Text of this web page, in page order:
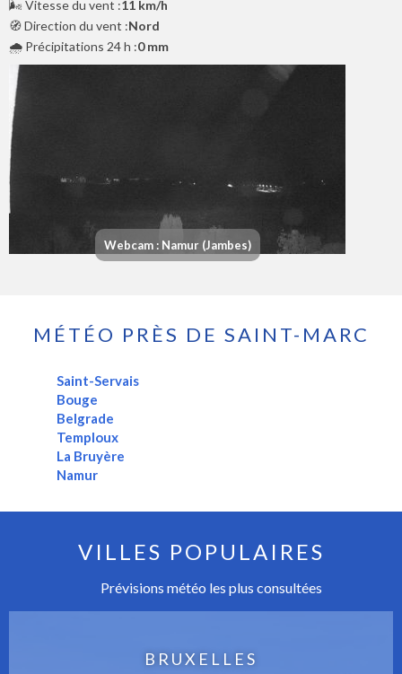
🌬️ Vitesse du vent :11 km/h
🧭 Direction du vent :Nord
🌧️ Précipitations 24 h :0 mm
Webcam : Namur (Jambes)
MÉTÉO PRÈS DE SAINT-MARC
Saint-Servais
Bouge
Belgrade
Temploux
La Bruyère
Namur
VILLES POPULAIRES
Prévisions météo les plus consultées
BRUXELLES